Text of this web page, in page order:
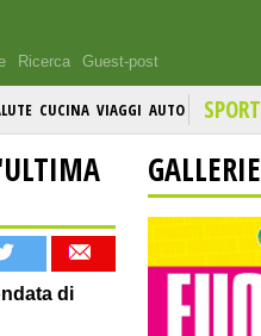
Ricerca Guest-post
CUCINA VIAGGI AUTO SPORT
di